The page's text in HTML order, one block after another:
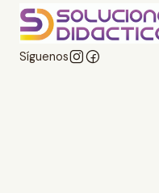
Síguenos